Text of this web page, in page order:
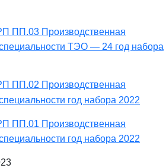
ПП.03 Производственная
ТЭО — 24 год набора
ПП.02 Производственная
год набора 2022
ПП.01 Производственная
год набора 2022